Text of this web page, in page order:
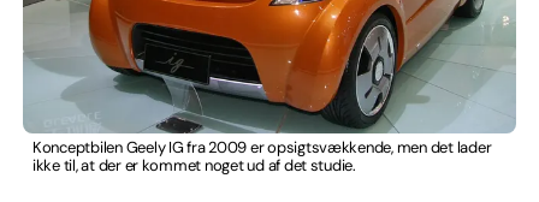
Konceptbilen Geely IG fra 2009 er opsigtsvækkende, men det lader
ikke til, at der er kommet noget ud af det studie.